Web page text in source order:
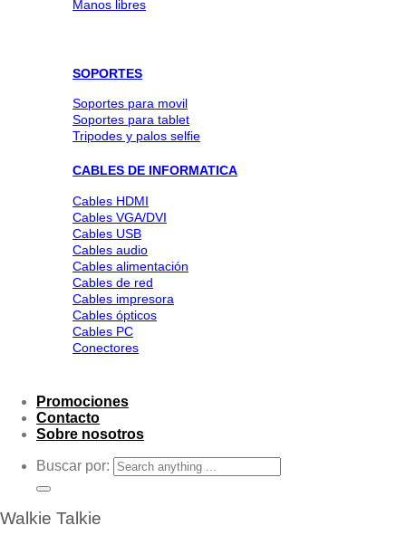
Manos libres
SOPORTES
Soportes para movil
Soportes para tablet
Tripodes y palos selfie
CABLES DE INFORMATICA
Cables HDMI
Cables VGA/DVI
Cables USB
Cables audio
Cables alimentación
Cables de red
Cables impresora
Cables ópticos
Cables PC
Conectores
Promociones
Contacto
Sobre nosotros
Buscar por:
Walkie Talkie